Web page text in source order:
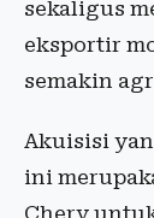
sekaligus
eksportir
semakin
Akuisisi
ini
Chery